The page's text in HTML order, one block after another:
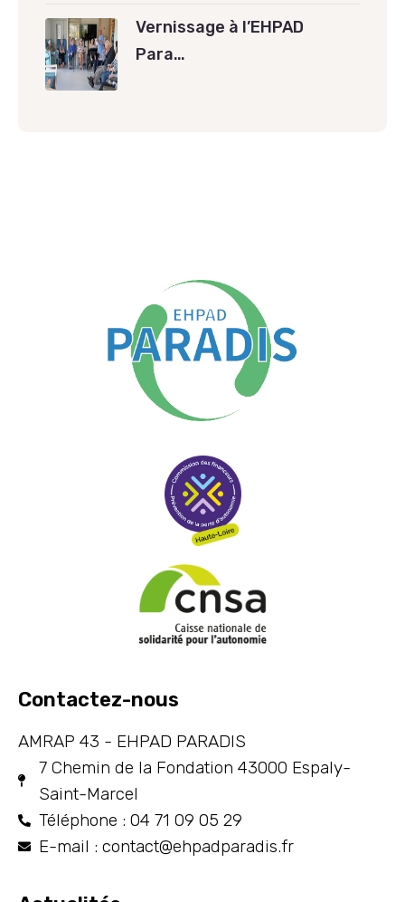
Vernissage à l’EHPAD
Para…
Contactez-nous
AMRAP 43 - EHPAD PARADIS
7 Chemin de la Fondation 43000 Espaly-
Saint-Marcel
Téléphone : 04 71 09 05 29
E-mail : contact@ehpadparadis.fr